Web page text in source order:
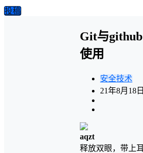
投稿
Git与github
使用
安全技术
21年8月18日
aqzt
释放双眼，带上